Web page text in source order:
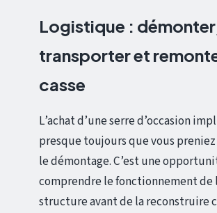
Logistique :
transporter et
casse
L’achat d’une serre d’occasion
presque toujours que vous
le démontage. C’est une
comprendre le fonctionnement de
structure avant de la reconstruire